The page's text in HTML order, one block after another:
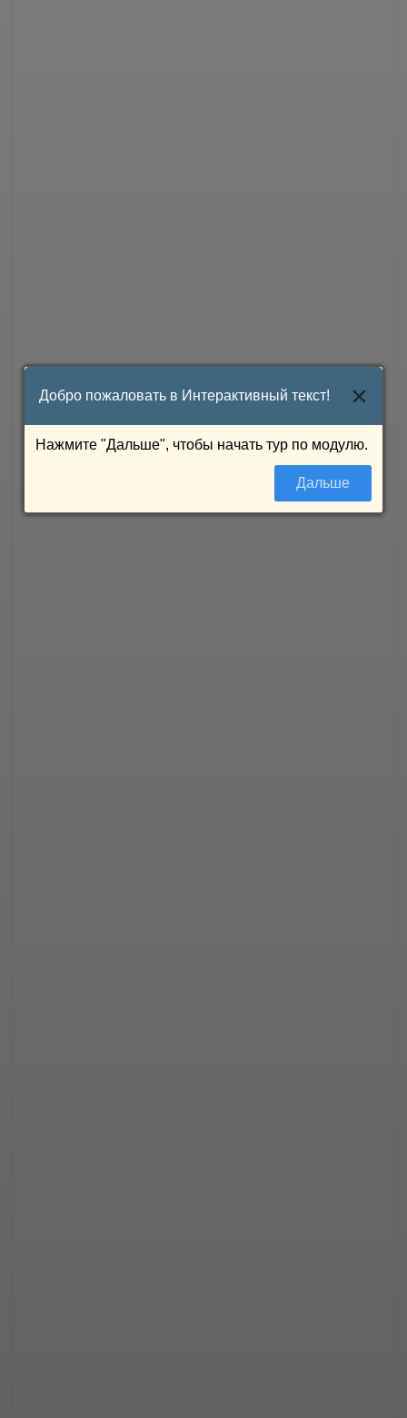
Добро пожаловать в Интерактивный текст! ×
Нажмите "Дальше", чтобы начать тур по модулю.
Дальше